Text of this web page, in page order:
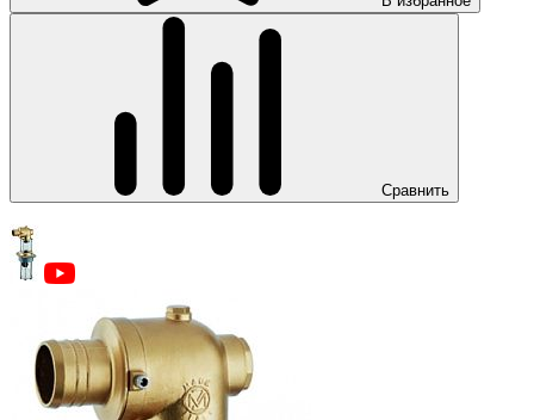
Сравнить